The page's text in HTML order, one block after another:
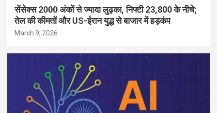
सेंसेक्स 2000 अंकों से ज्यादा लुढ़का, निफ्टी 23,800 के नीचे;
तेल की कीमतों और US-ईरान युद्ध से बाजार में हड़कंप
March 9, 2026